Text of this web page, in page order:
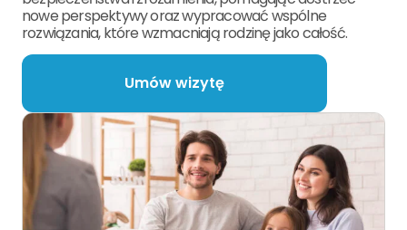
nowe perspektywy oraz wypracować wspólne
rozwiązania, które wzmacniają rodzinę jako całość.
Umów wizytę